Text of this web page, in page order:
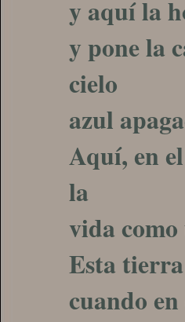
y aquí la
y pone la
cielo
azul
Aquí, en
la
vida
Esta
cuando